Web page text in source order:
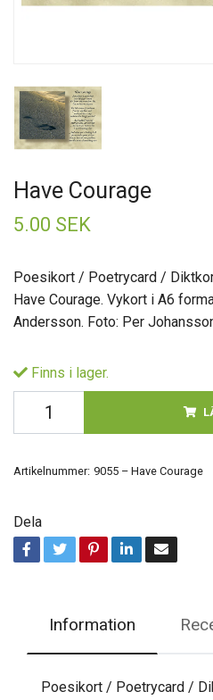
Have Courage
5.00 SEK
Poesikort / Poetrycard /
Have Courage. Vykort i A6
Andersson. Foto: Per
Finns i lager.
Artikelnummer: 9055 – Have Courage
Dela
Information
Poesikort / Poetrycard /